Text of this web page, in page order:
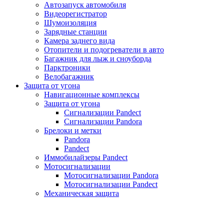
Автозапуск автомобиля
Видеорегистратор
Шумоизоляция
Зарядные станции
Камера заднего вида
Отопители и подогреватели в авто
Багажник для лыж и сноуборда
Парктроники
Велобагажник
Защита от угона
Навигационные комплексы
Защита от угона
Сигнализации Pandect
Сигнализации Pandora
Брелоки и метки
Pandora
Pandect
Иммобилайзеры Pandect
Мотосигнализации
Мотосигнализации Pandora
Мотосигнализации Pandect
Механическая защита